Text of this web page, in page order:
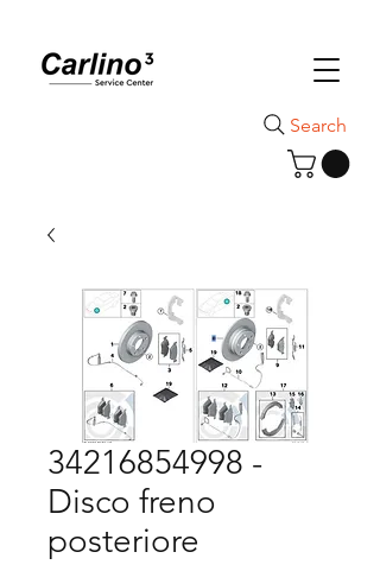
Search
34216854998 -
Disco freno
posteriore